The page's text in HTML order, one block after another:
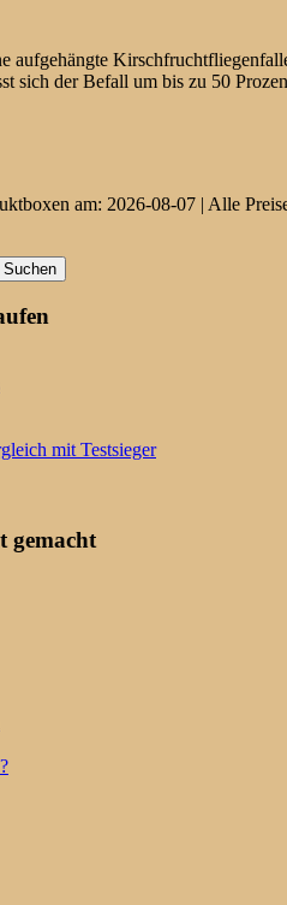
aufgehängte
sich der Befall um bis zu 50
am: 2026-08-07 | Alle
mit Testsieger
gemacht